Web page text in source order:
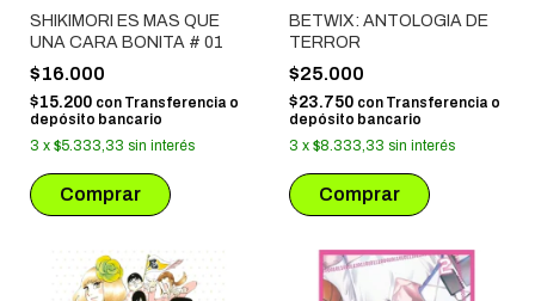
SHIKIMORI ES MAS QUE
UNA CARA BONITA # 01
$16.000
$15.200 con Transferencia o
depósito bancario
3 x $5.333,33 sin interés
BETWIX: ANTOLOGIA DE
TERROR
$25.000
$23.750 con Transferencia o
depósito bancario
3 x $8.333,33 sin interés